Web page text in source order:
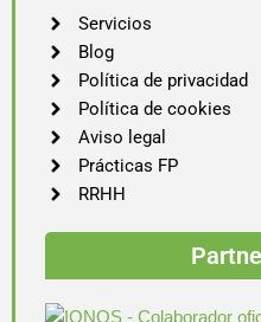
Servicios
Blog
Política de privacidad
Política de cookies
Aviso legal
Prácticas FP
RRHH